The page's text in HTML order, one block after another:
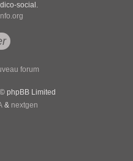
social.
forum
phpBB Limited
& nextgen